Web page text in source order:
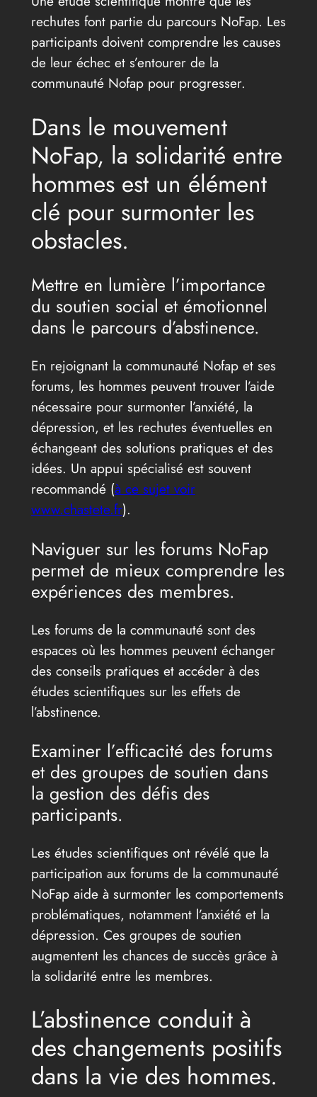
rechutes font partie du parcours NoFap. Les
participants doivent comprendre les causes
de leur échec et s’entourer de la
communauté Nofap pour progresser.
Dans le mouvement
NoFap, la solidarité entre
hommes est un élément
clé pour surmonter les
obstacles.
Mettre en lumière l’importance
du soutien social et émotionnel
dans le parcours d’abstinence.
En rejoignant la communauté Nofap et ses
forums, les hommes peuvent trouver l’aide
nécessaire pour surmonter l’anxiété, la
dépression, et les rechutes éventuelles en
échangeant des solutions pratiques et des
idées. Un appui spécialisé est souvent
recommandé (à ce sujet voir
www.chastete.fr).
Naviguer sur les forums NoFap
permet de mieux comprendre les
expériences des membres.
Les forums de la communauté sont des
espaces où les hommes peuvent échanger
des conseils pratiques et accéder à des
études scientifiques sur les effets de
l’abstinence.
Examiner l’efficacité des forums
et des groupes de soutien dans
la gestion des défis des
participants.
Les études scientifiques ont révélé que la
participation aux forums de la communauté
NoFap aide à surmonter les comportements
problématiques, notamment l’anxiété et la
dépression. Ces groupes de soutien
augmentent les chances de succès grâce à
la solidarité entre les membres.
L’abstinence conduit à
des changements positifs
dans la vie des hommes.